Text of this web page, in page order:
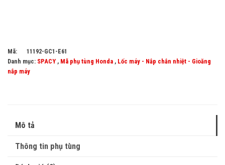
Mã:
11192-GC1-E61
Danh mục: SPACY , Mã phụ tùng Honda , Lốc máy - Nắp chắn nhiệt - Gioăng
nắp máy
Mô tả
Thông tin phụ tùng